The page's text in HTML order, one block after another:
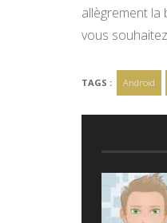
allègrement
vous
TAGS : Android